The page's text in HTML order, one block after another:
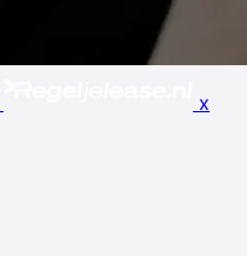
x